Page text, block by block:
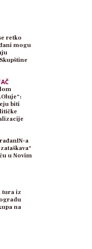
retko
mogu
biti
a
u Novim
tura iz
na